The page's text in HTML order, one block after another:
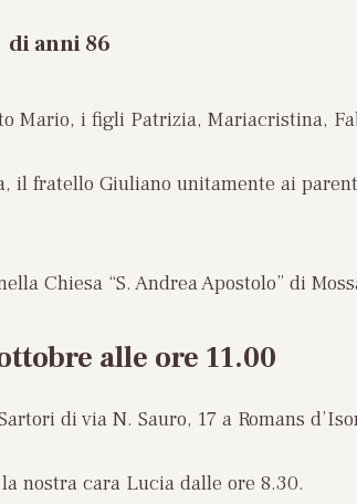
di anni 86
Mario, i figli Patrizia, Mariacristina,
il fratello Giuliano unitamente ai
Chiesa “S. Andrea Apostolo” di
alle ore 11.00
di via N. Sauro, 17 a Romans
nostra cara Lucia dalle ore 8.30.